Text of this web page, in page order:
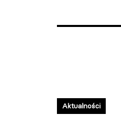
Aktualności